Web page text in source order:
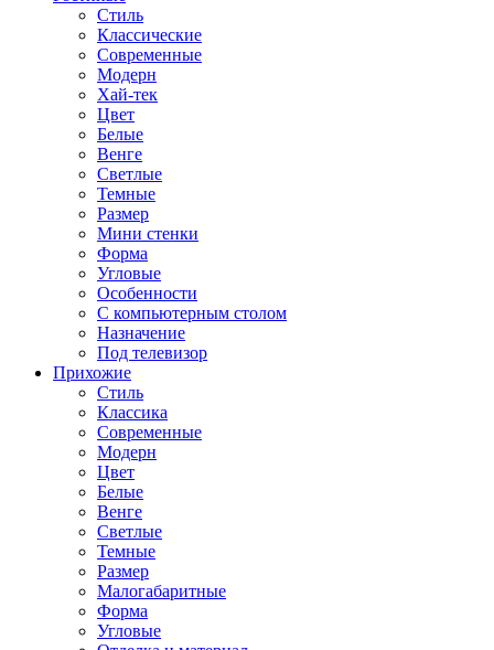
Стиль
Классические
Современные
Модерн
Хай-тек
Цвет
Белые
Венге
Светлые
Темные
Размер
Мини стенки
Форма
Угловые
Особенности
С компьютерным столом
Назначение
Под телевизор
Прихожие
Стиль
Классика
Современные
Модерн
Цвет
Белые
Венге
Светлые
Темные
Размер
Малогабаритные
Форма
Угловые